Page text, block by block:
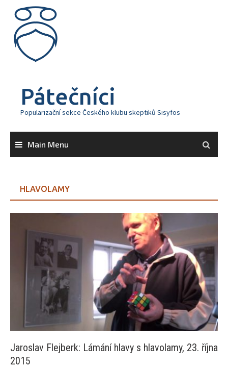
content
Pátečníci
Popularizační sekce Českého klubu skeptiků Sisyfos
Main Menu
HLAVOLAMY
Jaroslav Flejberk: Lámání hlavy s hlavolamy, 23. října
2015